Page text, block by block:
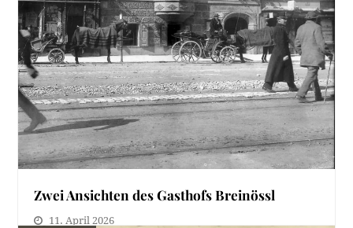
Zwei Ansichten des Gasthofs Breinössl
11. April 2026